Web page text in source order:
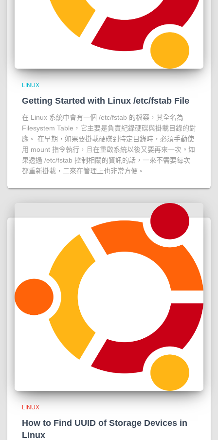
LINUX
Getting Started with Linux /etc/fstab File
在 Linux 系統中會有一個 /etc/fstab 的檔案，其全名為
Filesystem Table，它主要是負責紀錄硬碟與掛載目錄的對
應。 在早期，如果要掛載硬碟到特定目錄時，必須手動使
用 mount 指令執行，且在重啟系統以後又要再來一次。如
果透過 /etc/fstab 控制相關的資訊的話，一來不需要每次
都重新掛載，二來在管理上也非常方便。
LINUX
How to Find UUID of Storage Devices in
Linux